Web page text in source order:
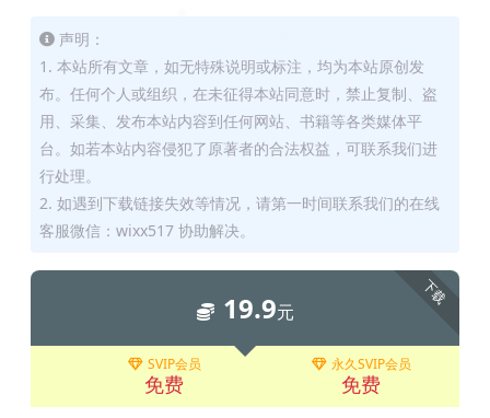
声明：
1. 本站所有文章，如无特殊说明或标注，均为本站原创发
布。任何个人或组织，在未征得本站同意时，禁止复制、盗
用、采集、发布本站内容到任何网站、书籍等各类媒体平
台。如若本站内容侵犯了原著者的合法权益，可联系我们进
行处理。
2. 如遇到下载链接失效等情况，请第一时间联系我们的在线
客服微信：wixx517 协助解决。
下载
19.9元
SVIP会员
免费
永久SVIP会员
免费